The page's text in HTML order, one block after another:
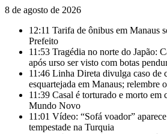
8 de agosto de 2026
12:11 Tarifa de ônibus em Manaus
Prefeito
11:53 Tragédia no norte do Japão:
após urso ser visto com botas
11:46 Linha Direta divulga caso de
esquartejada em Manaus; relembre
11:39 Casal é torturado e morto em
Mundo Novo
11:01 Vídeo: “Sofá voador”
tempestade na Turquia